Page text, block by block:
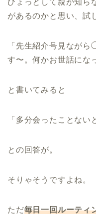
ひょっとして親が知ら
があるのかと思い、試
「先生紹介号見なが
す〜。何かお世話にな
と書いてみると
「多分会ったことない
との回答が。
そりゃそうですよね。
ただ毎日一回ルーティ